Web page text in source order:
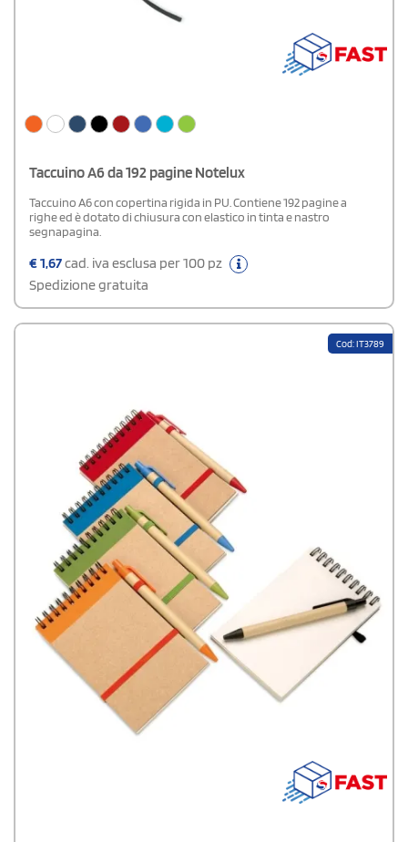
Taccuino A6 da 192 pagine Notelux
Taccuino A6 con copertina rigida in PU. Contiene 192 pagine a
righe ed è dotato di chiusura con elastico in tinta e nastro
segnapagina.
€1,67cad. iva esclusa per 100 pz
Spedizione gratuita
Cod: IT3789